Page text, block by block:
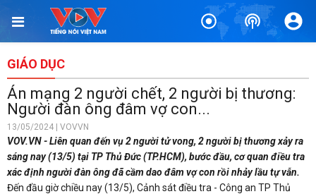
GIÁO DỤC
Án mạng 2 người chết, 2 người bị thương:
Người đàn ông đâm vợ con...
13/05/2024 | VOVVN
VOV.VN - Liên quan đến vụ 2 người tử vong, 2 người bị thương xảy ra
sáng nay (13/5) tại TP Thủ Đức (TP.HCM), bước đầu, cơ quan điều tra
xác định người đàn ông đã cầm dao đâm vợ con rồi nhảy lầu tự vẫn.
Đến đầu giờ chiều nay (13/5), Cảnh sát điều tra - Công an TP Thủ